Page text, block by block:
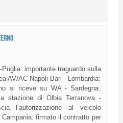
importante traguardo sulla
AV/AC Napoli-Bari - Lombardia:
si riceve su WA - Sardegna:
stazione di Olbia Terranova -
l’autorizzazione al veicolo
firmato il contratto per